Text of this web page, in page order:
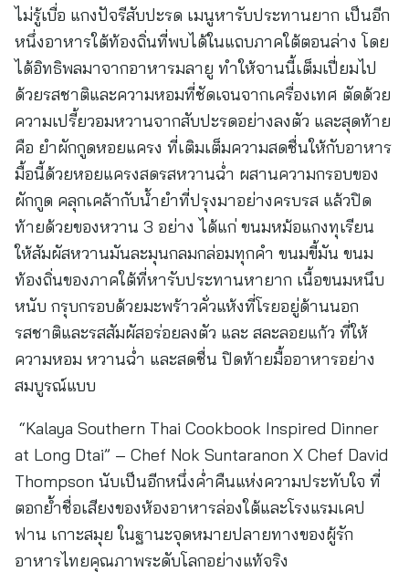
ไม่รู้เบื่อ แกงปัจรีสับปะรด เมนูหารับประทานยาก เป็นอีก
หนึ่งอาหารใต้ท้องถิ่นที่พบได้ในแถบภาคใต้ตอนล่าง โดย
ได้อิทธิพลมาจากอาหารมลายู ทำให้จานนี้เต็มเปี่ยมไป
ด้วยรสชาติและความหอมที่ชัดเจนจากเครื่องเทศ ตัดด้วย
ความเปรี้ยวอมหวานจากสับปะรดอย่างลงตัว และสุดท้าย
คือ ยำผักกูดหอยแครง ที่เติมเต็มความสดชื่นให้กับอาหาร
มื้อนี้ด้วยหอยแครงสดรสหวานฉ่ำ ผสานความกรอบของ
ผักกูด คลุกเคล้ากับน้ำยำที่ปรุงมาอย่างครบรส แล้วปิด
ท้ายด้วยของหวาน 3 อย่าง ได้แก่ ขนมหม้อแกงทุเรียน
ให้สัมผัสหวานมันละมุนกลมกล่อมทุกคำ ขนมขี้มัน ขนม
ท้องถิ่นของภาคใต้ที่หารับประทานหายาก เนื้อขนมหนึบ
หนับ กรุบกรอบด้วยมะพร้าวคั่วแห้งที่โรยอยู่ด้านนอก
รสชาติและรสสัมผัสอร่อยลงตัว และ สละลอยแก้ว ที่ให้
ความหอม หวานฉ่ำ และสดชื่น ปิดท้ายมื้ออาหารอย่าง
สมบูรณ์แบบ
“Kalaya Southern Thai Cookbook Inspired Dinner
at Long Dtai” – Chef Nok Suntaranon X Chef David
Thompson นับเป็นอีกหนึ่งค่ำคืนแห่งความประทับใจ ที่
ตอกย้ำชื่อเสียงของห้องอาหารล่องใต้และโรงแรมเคป
ฟาน เกาะสมุย ในฐานะจุดหมายปลายทางของผู้รัก
อาหารไทยคุณภาพระดับโลกอย่างแท้จริง